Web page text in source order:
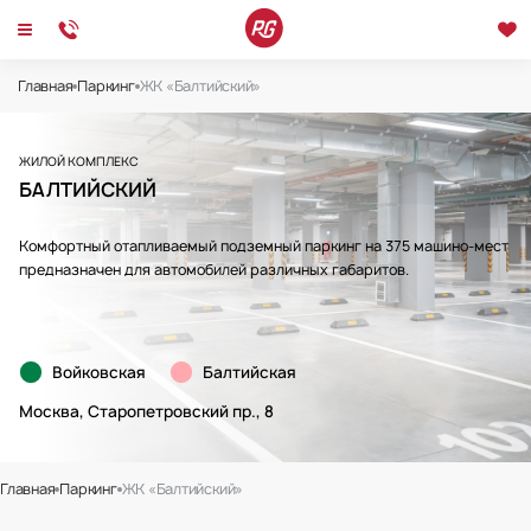
Главная Паркинг ЖК «Балтийский»
Подземный паркинг в ЖК «Балтийский»
ЖИЛОЙ КОМПЛЕКС
БАЛТИЙСКИЙ
Комфортный отапливаемый подземный паркинг на 375 машино-мест
предназначен для автомобилей различных габаритов.
Войковская
Балтийская
Москва, Старопетровский пр., 8
Главная Паркинг ЖК «Балтийский»